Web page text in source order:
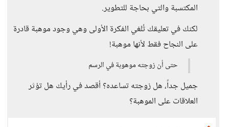
المكتسبة والتي بحاجة للتطوير.
لكنك في تعليقك تُلغي الفكرة الأولى وهي وجود موهبة قادرة
على النجاح فقط لأنها موهبة!
حتى أن زوجته موهوبة في الرسم
جميل جداً، هل زوجته تساعده؟ أقصد في رأيك هل تؤثر
العلاقات على الموهبة؟